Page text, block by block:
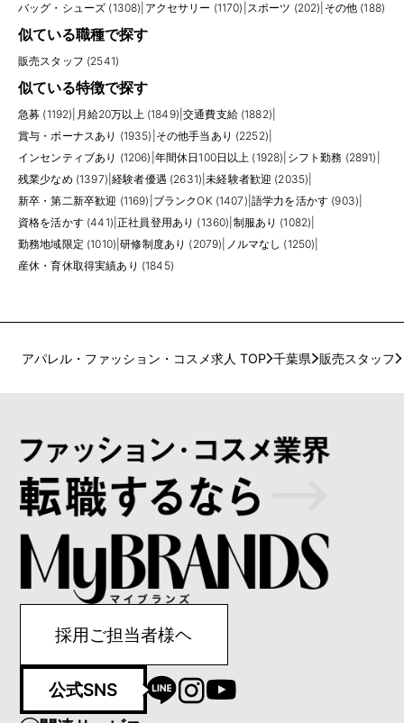
バッグ・シューズ (1308) アクセサリー (1170) スポーツ (202) その他 (188)
似ている職種で探す
販売スタッフ (2541)
似ている特徴で探す
急募 (1192) 月給20万以上 (1849) |交通費支給 (1882)
賞与・ボーナスあり (1935) その他手当あり (2252)
インセンティブあり (1206) 年間休日100日以上 (1928) シフト勤務 (2891)
残業少なめ (1397) |経験者優遇 (2631) |未経験者歓迎 (2035)
新卒・第二新卒歓迎 (1169) ブランクOK (1407) 語学力を活かす (903)
資格を活かす (441) |正社員登用あり (1360) 制服あり (1082)
勤務地域限定 (1010) |研修制度あり (2079) ノルマなし (1250)
産休・育休取得実績あり (1845)
アパレル・ファッション・コスメ求人 TOP 千葉県 販売スタッフ
採用ご担当者様ヘ
公式SNS